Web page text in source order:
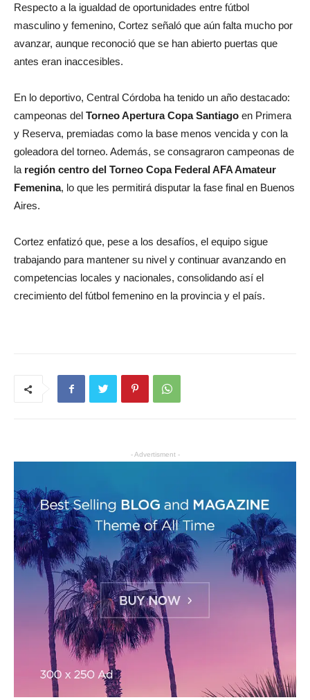
Respecto a la igualdad de oportunidades entre fútbol
masculino y femenino, Cortez señaló que aún falta mucho por
avanzar, aunque reconoció que se han abierto puertas que
antes eran inaccesibles.
En lo deportivo, Central Córdoba ha tenido un año destacado:
campeonas del Torneo Apertura Copa Santiago en Primera
y Reserva, premiadas como la base menos vencida y con la
goleadora del torneo. Además, se consagraron campeonas de
la región centro del Torneo Copa Federal AFA Amateur
Femenina, lo que les permitirá disputar la fase final en Buenos
Aires.
Cortez enfatizó que, pese a los desafíos, el equipo sigue
trabajando para mantener su nivel y continuar avanzando en
competencias locales y nacionales, consolidando así el
crecimiento del fútbol femenino en la provincia y el país.
- Advertisment -